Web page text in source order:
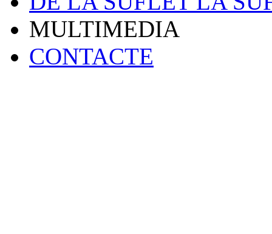
MULTIMEDIA
CONTACTE